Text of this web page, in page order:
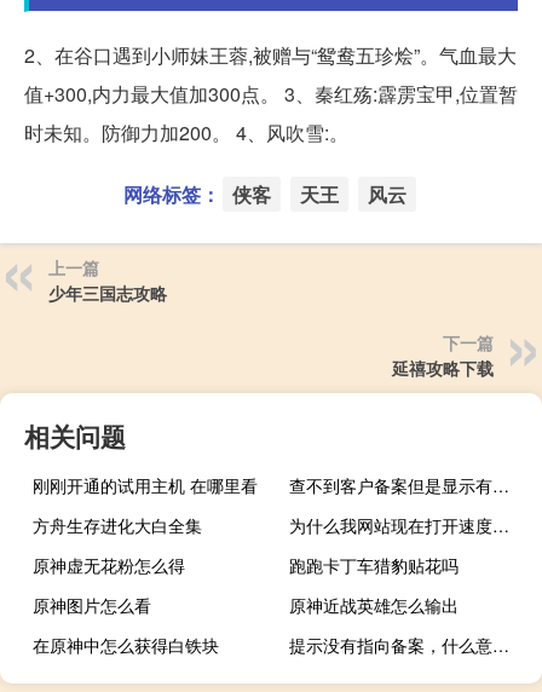
2、在谷口遇到小师妹王蓉,被赠与“鸳鸯五珍烩”。气血最大
值+300,内力最大值加300点。 3、秦红殇:霹雳宝甲,位置暂
时未知。防御力加200。 4、风吹雪:。
网络标签： 侠客 天王 风云
上一篇
少年三国志攻略
下一篇
延禧攻略下载
相关问题
刚刚开通的试用主机 在哪里看
查不到客户备案但是显示有备案无法进行新的备案
方舟生存进化大白全集
为什么我网站现在打开速度超级慢！
原神虚无花粉怎么得
跑跑卡丁车猎豹贴花吗
原神图片怎么看
原神近战英雄怎么输出
在原神中怎么获得白铁块
提示没有指向备案，什么意思啊